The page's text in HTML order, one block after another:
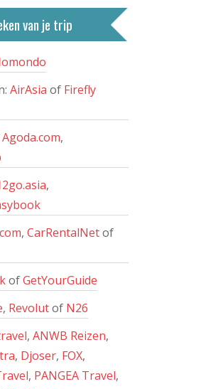
van je trip
AirAsia of Firefly
Agoda.com,
,
, CarRentalNetof
ofGetYourGuide
, Revolutof N26
, ANWB Reizen,
, Djoser, FOX,
, PANGEA Travel,